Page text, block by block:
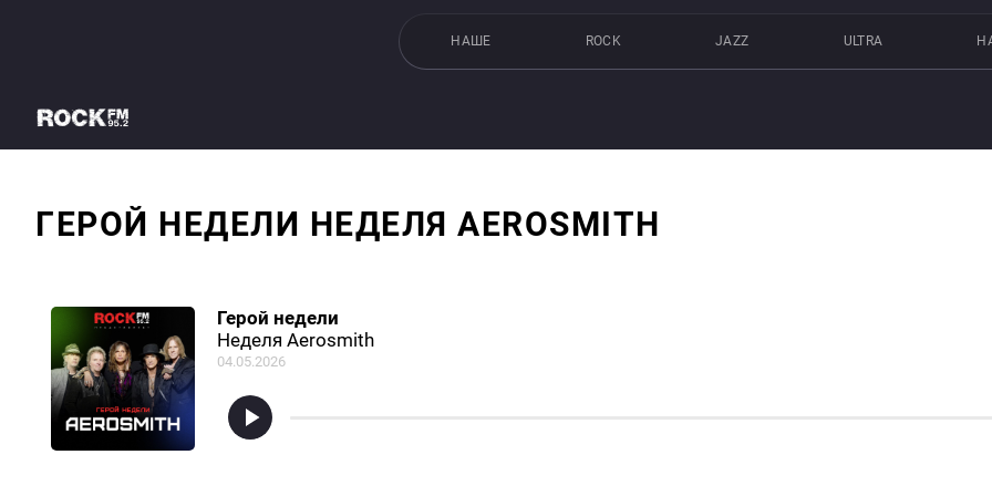
НАШЕ ROCK JAZZ ULTRA
ГЕРОЙ НЕДЕЛИ НЕДЕЛЯ AEROSMITH
Герой недели
Неделя Aerosmith
04.05.2026